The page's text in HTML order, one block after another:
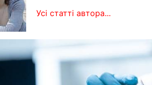
Усі статті автора...